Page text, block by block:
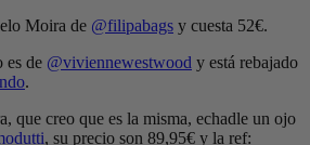
Moira de @filipabags y cuesta 52€.
es de @viviennewestwood y está rebajado
.
que creo que es la misma, echadle un ojo
, su precio son 89,95€ y la ref: